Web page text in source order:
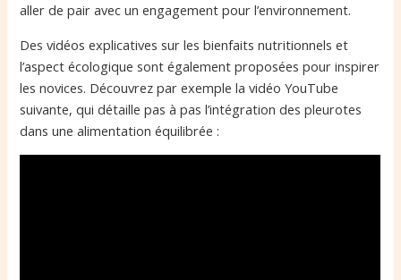
aller de pair avec un engagement pour l’environnement.
Des vidéos explicatives sur les bienfaits nutritionnels et
l’aspect écologique sont également proposées pour inspirer
les novices. Découvrez par exemple la vidéo YouTube
suivante, qui détaille pas à pas l’intégration des pleurotes
dans une alimentation équilibrée :